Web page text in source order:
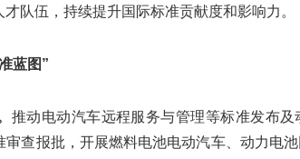
队伍，持续提升国际标准贡献度和影响力。
蓝图”
推动电动汽车远程服务与管理等标准发布
查报批，开展燃料电池电动汽车、动力电